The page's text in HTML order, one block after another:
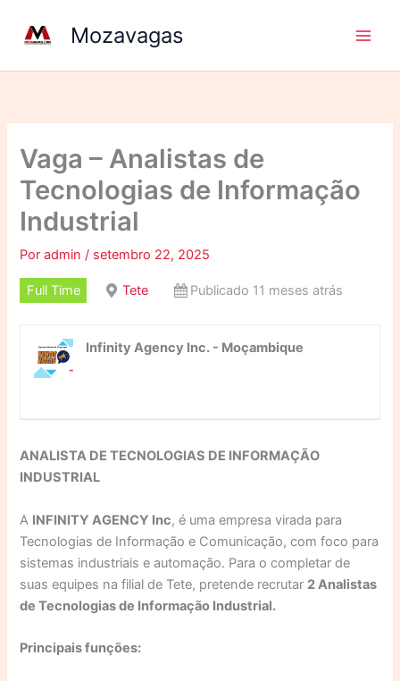
conteúdo
Mozavagas
Vaga – Analistas de
Tecnologias de Informação
Industrial
Poradmin/ setembro 22, 2025
Full Time Tete Publicado 11 meses atrás
Infinity Agency Inc. - Moçambique
ANALISTA DE TECNOLOGIAS DE INFORMAÇÃO
INDUSTRIAL
A INFINITY AGENCY Inc, é uma empresa virada para
Tecnologias de Informação e Comunicação, com foco para
sistemas industriais e automação. Para o completar de
suas equipes na filial de Tete, pretende recrutar 2 Analistas
de Tecnologias de Informação Industrial.
Principais funções: